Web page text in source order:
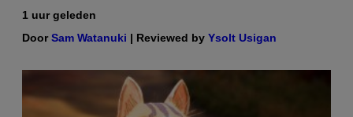
1 uur geleden
DoorSam Watanuki | Reviewed by Ysolt Usigan